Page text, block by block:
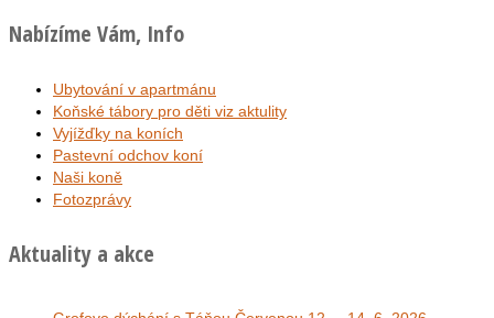
Nabízíme Vám, Info
Ubytování v apartmánu
Koňské tábory pro děti viz aktulity
Vyjížďky na koních
Pastevní odchov koní
Naši koně
Fotozprávy
Aktuality a akce